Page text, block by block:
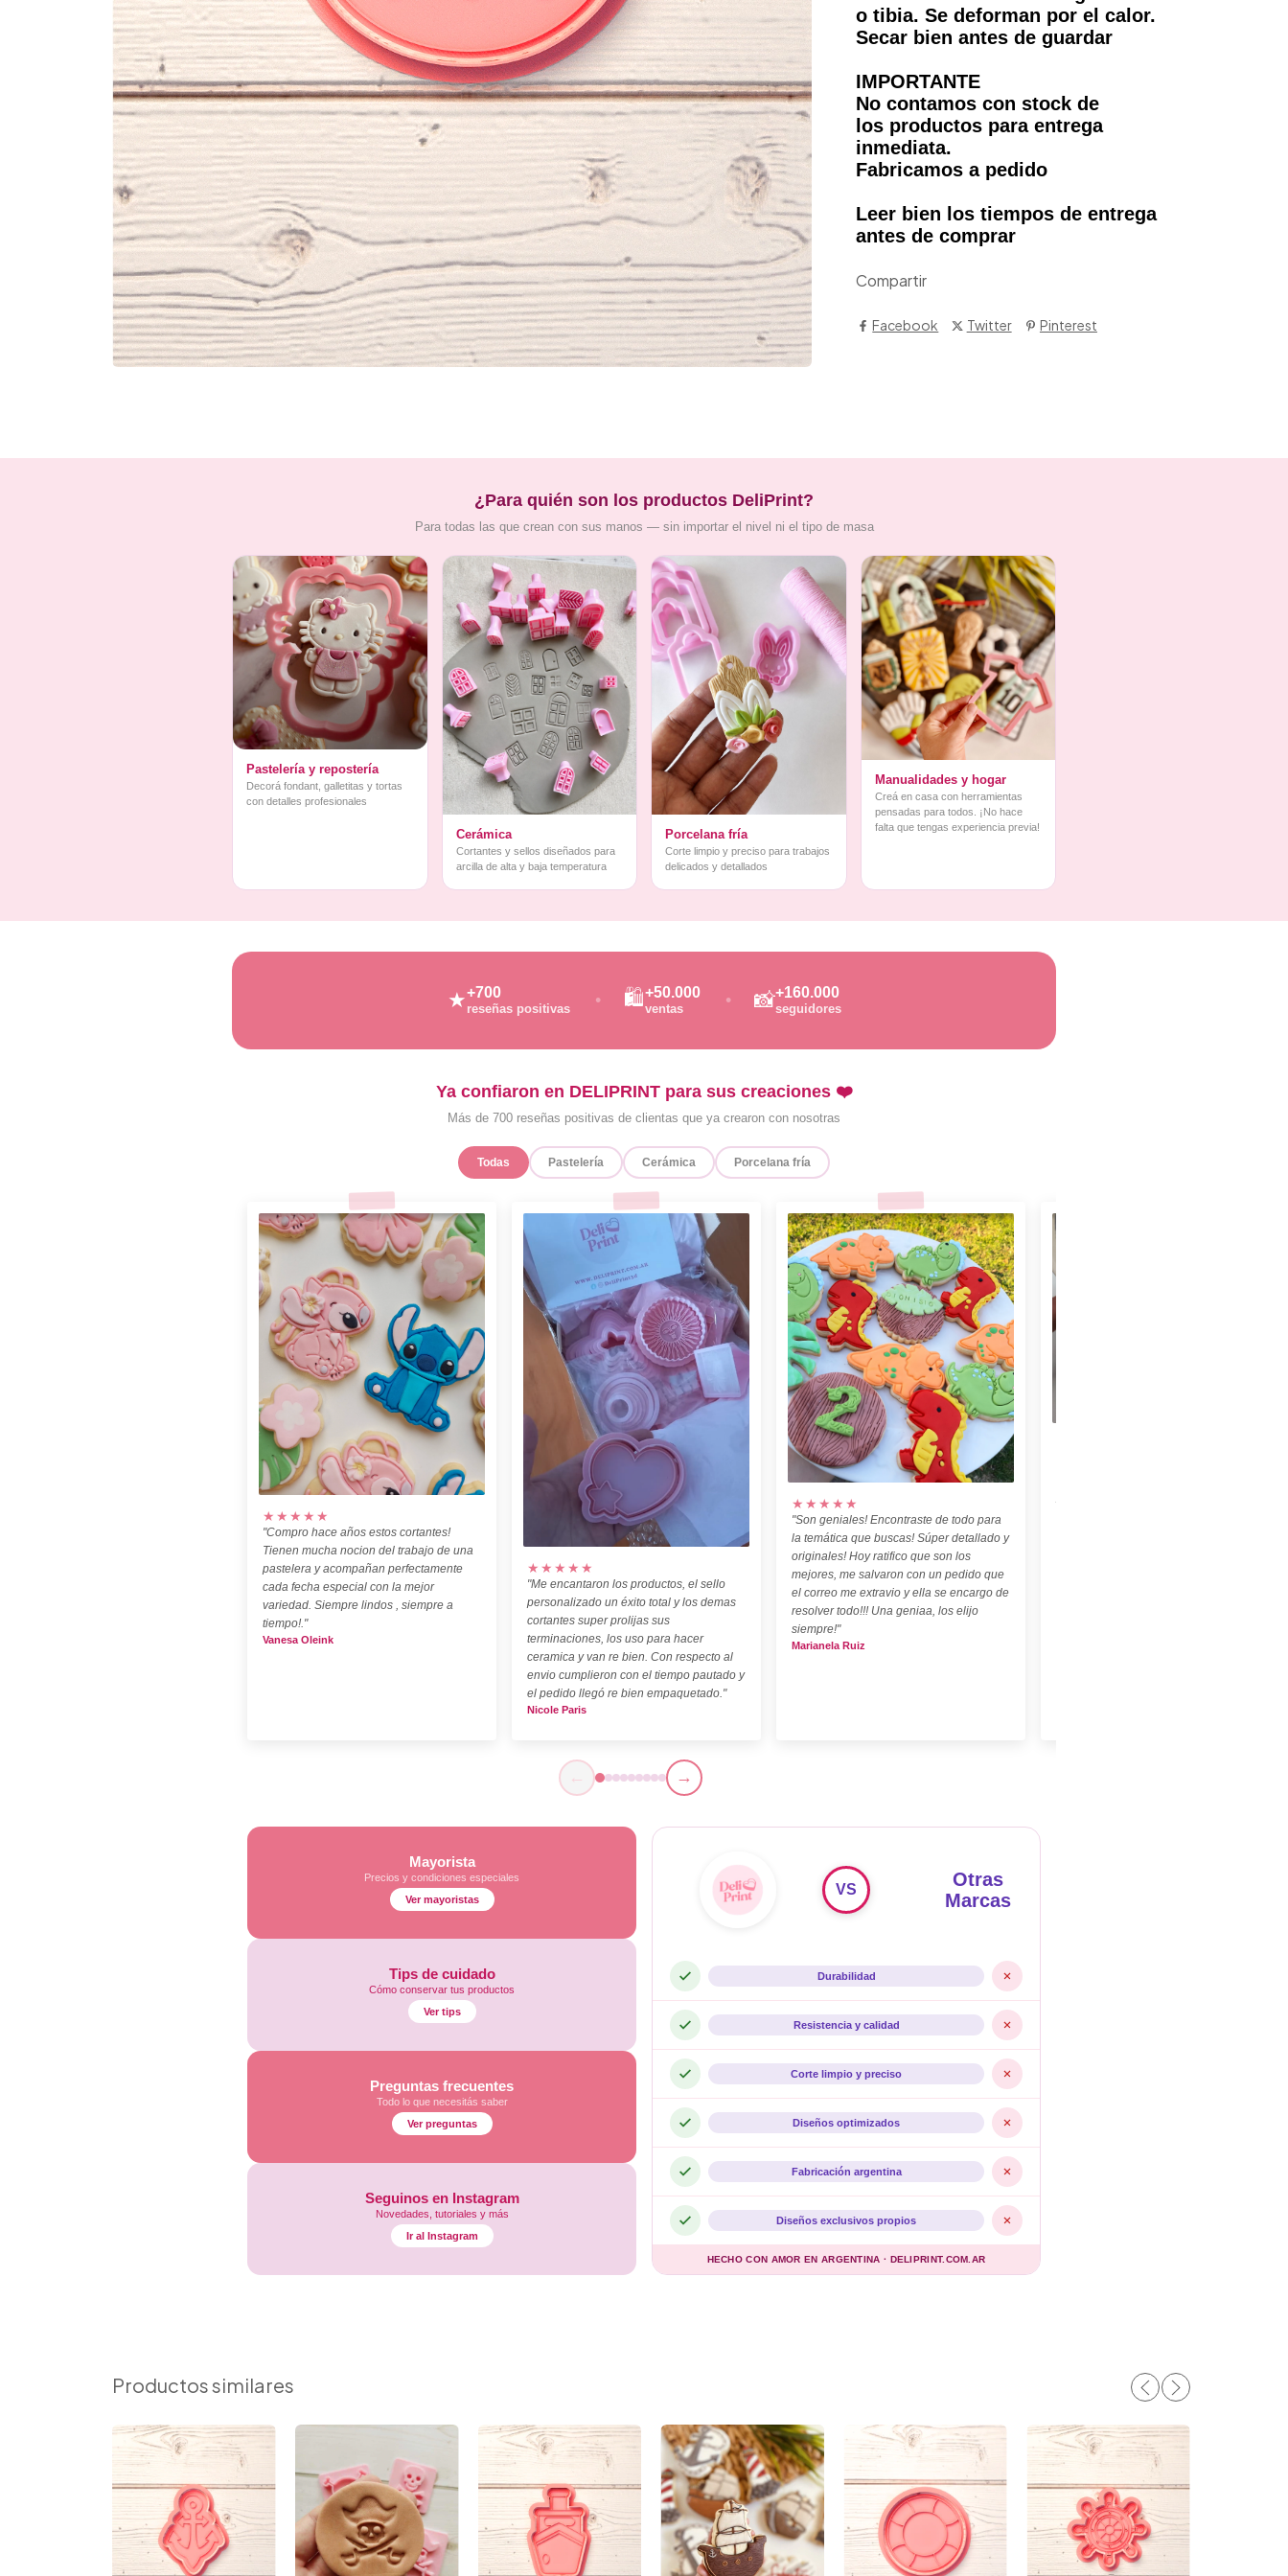
o tibia. Se deforman por el calor.
Secar bien antes de guardar
IMPORTANTE
No contamos con stock de
los productos para entrega
inmediata.
Fabricamos a pedido
Leer bien los tiempos de entrega
antes de comprar
Compartir
Facebook Twitter Pinterest
¿Para quién son los productos DeliPrint?
Para todas las que crean con sus manos — sin importar el nivel ni el tipo de masa
Pastelería y repostería
Decorá fondant, galletitas y tortas
con detalles profesionales
Cerámica
Cortantes y sellos diseñados para
arcilla de alta y baja temperatura
Porcelana fría
Corte limpio y preciso para trabajos
delicados y detallados
Manualidades y hogar
Creá en casa con herramientas
pensadas para todos. ¡No hace
falta que tengas experiencia previa!
★+700
reseñas positivas 🛍️+50.000
ventas 📸+160.000
seguidores
Ya confiaron en DELIPRINT para sus creaciones ❤️
Más de 700 reseñas positivas de clientas que ya crearon con nosotras
Todas Pastelería Cerámica Porcelana fría
★★★★★
"Compro hace años estos cortantes!
Tienen mucha nocion del trabajo de una
pastelera y acompañan perfectamente
cada fecha especial con la mejor
variedad. Siempre lindos , siempre a
tiempo!."
Vanesa Oleink
★★★★★
"Me encantaron los productos, el sello
personalizado un éxito total y los demas
cortantes super prolijas sus
terminaciones, los uso para hacer
ceramica y van re bien. Con respecto al
envio cumplieron con el tiempo pautado y
el pedido llegó re bien empaquetado."
Nicole Paris
★★★★★
"Son geniales! Encontraste de todo para
la temática que buscas! Súper detallado y
originales! Hoy ratifico que son los
mejores, me salvaron con un pedido que
el correo me extravio y ella se encargo de
resolver todo!!! Una geniaa, los elijo
siempre!"
Marianela Ruiz
← →
Mayorista
Precios y condiciones especiales
Ver mayoristas
Tips de cuidado
Cómo conservar tus productos
Ver tips
Preguntas frecuentes
Todo lo que necesitás saber
Ver preguntas
Seguinos en Instagram
Novedades, tutoriales y más
Ir al Instagram
Otras
Marcas
VS
Durabilidad
Resistencia y calidad
Corte limpio y preciso
Diseños optimizados
Fabricación argentina
Diseños exclusivos propios
HECHO CON AMOR EN ARGENTINA · DELIPRINT.COM.AR
Productos similares